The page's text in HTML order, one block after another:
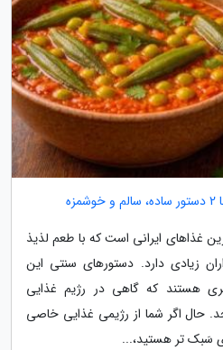
غذاهای ایرانی است که با طعم لذیذ
زیادی دارد. دستورهای سنتی این
هستند که گاهی در رژیم غذایی
اگر شما از رژیمی غذایی خاصی
سَبک تر هستید،...